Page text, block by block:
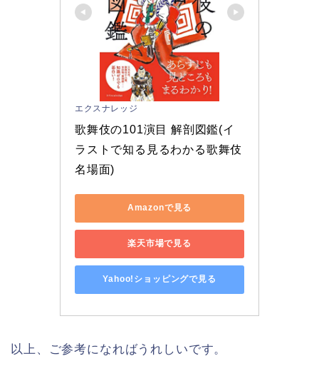
エクスナレッジ
歌舞伎の101演目 解剖図鑑(イ
ラストで知る見るわかる歌舞伎
名場面)
Amazonで見る
楽天市場で見る
Yahoo!ショッピングで見る
以上、ご参考になればうれしいです。